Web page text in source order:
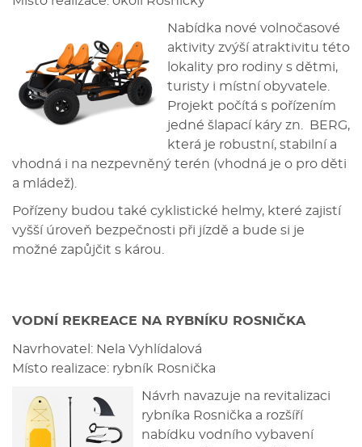
Nabídka nové volnočasové
aktivity zvýší atraktivitu této
lokality pro rodiny s dětmi,
turisty i místní obyvatele.
Projekt počítá s pořízením
jedné šlapací káry zn. BERG,
která je robustní, stabilní a
vhodná i na nezpevněný terén (vhodná je o pro děti
a mládež).
Pořízeny budou také cyklistické helmy, které zajistí
vyšší úroveň bezpečnosti při jízdě a bude si je
možné zapůjčit s károu.
VODNÍ REKREACE NA RYBNÍKU ROSNIČKA
Navrhovatel: Nela Vyhlídalová
Místo realizace: rybník Rosnička
Návrh navazuje na revitalizaci
rybníka Rosnička a rozšíří
nabídku vodního vybavení